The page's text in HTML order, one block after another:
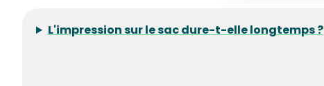
L'impression sur le sac dure-t-elle longtemps ?